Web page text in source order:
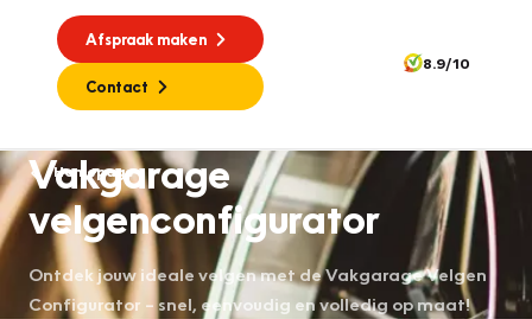
Afspraak maken
Contact
8.9/10
Homepage
Vakgarage
velgenconfigurator
Ontdek jouw ideale velgen met de Vakgarage Velgen
Configurator – snel, eenvoudig en volledig op maat!